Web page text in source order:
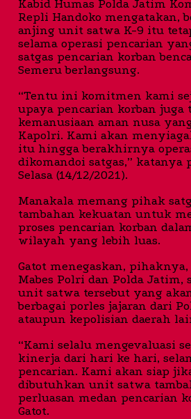
Kabid Humas Polda Jatim
Repli Handoko mengatakan,
anjing unit satwa K-9 itu
selama operasi pencarian
satgas pencarian korban
Semeru berlangsung.
“Tentu ini komitmen kami
upaya pencarian korban juga
kemanusiaan aman nusa
Kapolri. Kami akan
itu hingga berakhirnya
dikomandoi satgas,” katanya
Selasa (14/12/2021).
Manakala memang pihak
tambahan kekuatan untuk
proses pencarian korban
wilayah yang lebih luas.
Gatot menegaskan,
Mabes Polri dan Polda Jatim,
unit satwa tersebut yang
berbagai porles jajaran dari
ataupun kepolisian daerah
“Kami selalu mengevaluasi
kinerja dari hari ke hari,
pencarian. Kami akan siap
dibutuhkan unit satwa
perluasan medan pencarian
Gatot.